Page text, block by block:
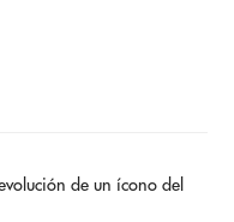
de un ícono del